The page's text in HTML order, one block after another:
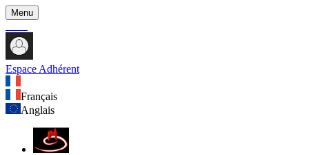
Menu
Espace Adhérent
Français
Anglais